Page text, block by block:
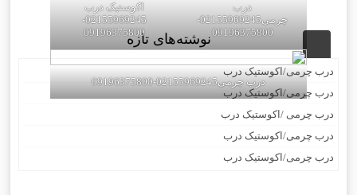
درب
چرمی02155969245-
09196375800
اکوستیک درب
02155969245-
09196375800
درب چرمی02155969245-09196375800
نوشته‌های تازه
درب چرمی/اکوستیک درب
درب چرمی/اکوستیک درب
درب چرمی /اکوستیک درب
درب چرمی/اکوستیک درب
درب چرمی/اکوستیک درب